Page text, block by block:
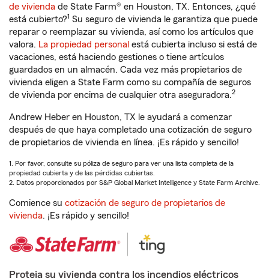
de vivienda de State Farm® en Houston, TX. Entonces, ¿qué
está cubierto?1 Su seguro de vivienda le garantiza que puede
reparar o reemplazar su vivienda, así como los artículos que
valora. La propiedad personal está cubierta incluso si está de
vacaciones, está haciendo gestiones o tiene artículos
guardados en un almacén. Cada vez más propietarios de
vivienda eligen a State Farm como su compañía de seguros
de vivienda por encima de cualquier otra aseguradora.2
Andrew Heber en Houston, TX le ayudará a comenzar
después de que haya completado una cotización de seguro
de propietarios de vivienda en línea. ¡Es rápido y sencillo!
1. Por favor, consulte su póliza de seguro para ver una lista completa de la
propiedad cubierta y de las pérdidas cubiertas.
2. Datos proporcionados por S&P Global Market Intelligence y State Farm Archive.
Comience su cotización de seguro de propietarios de
vivienda. ¡Es rápido y sencillo!
Proteja su vivienda contra los incendios eléctricos